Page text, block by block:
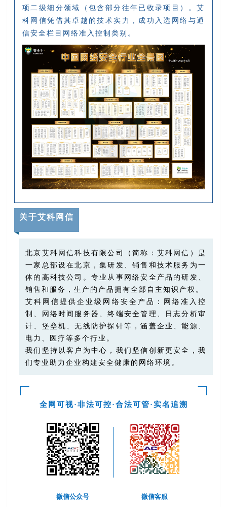
项二级细分领域（包含部分往年已收录项目）
。 艾
科网信凭借其卓越的技术实力，成功入选网络与通
信安全栏目网络准入控制类别。
关于艾科网信
北京艾科网信科技有限公司（简称：艾科网信）是
一家总部设在北京，集研发、销售和技术服务为一
体的高科技公司。专业从事网络安全产品的研发、
销售和服务，生产的产品拥有全部自主知识产权。
艾科网信提供企业级网络安全产品：网络准入控
制、网络时间服务器、终端安全管理、日志分析审
计、堡垒机、无线防护探针等，涵盖企业、能源、
电力、医疗等多个行业。
我们坚持以客户为中心，我们坚信创新更安全，我
们专业助力企业构建安全健康的网络环境。
全网可视·非法可控·合法可管·实名追溯
微信公众号 微信客服